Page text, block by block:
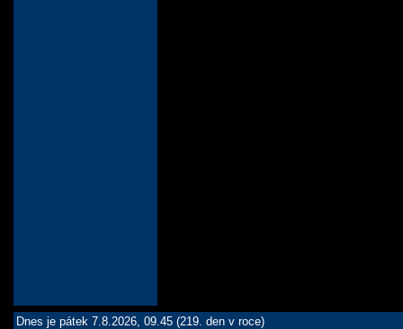
Dnes je pátek 7.8.2026, 09.45 (219. den v roce)